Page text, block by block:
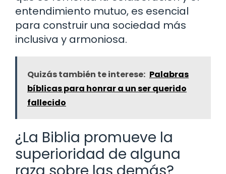
entendimiento mutuo, es esencial
para construir una sociedad más
inclusiva y armoniosa.
Quizás también te interese: Palabras
bíblicas para honrar a un ser querido
fallecido
¿La Biblia promueve la
superioridad de alguna